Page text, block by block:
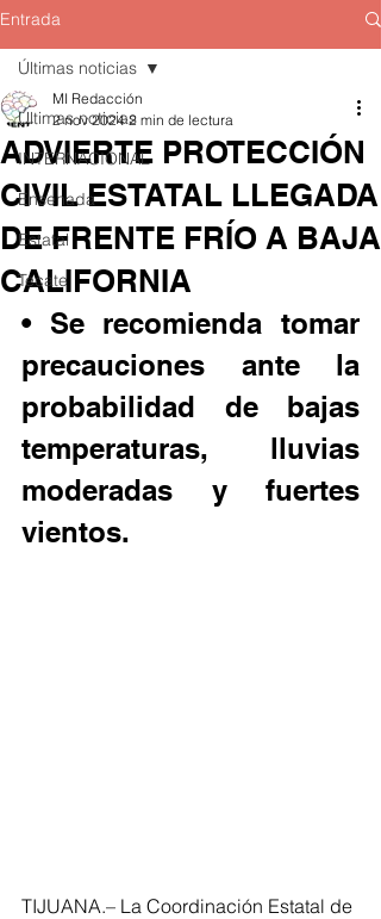
Entrada
Últimas noticias
INTERNACIONAL
Ensenada
Estatal
Tecate
Últimas noticias
ADVIERTE PROTECCIÓN
CIVIL ESTATAL LLEGADA
DE FRENTE FRÍO A BAJA
CALIFORNIA
MI Redacción
2 nov 2024 2 min de lectura
• Se recomienda tomar
precauciones ante la
probabilidad de bajas
temperaturas, lluvias
moderadas y fuertes
vientos.
TIJUANA.– La Coordinación Estatal de